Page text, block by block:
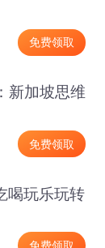
免费领取
新加坡思维
免费领取
喝玩乐玩转